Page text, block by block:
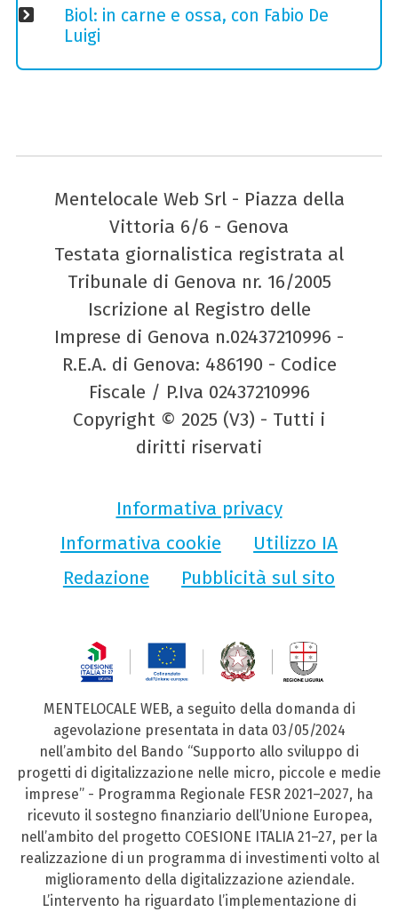
Biol: in carne e ossa, con Fabio De
Luigi
Mentelocale Web Srl - Piazza della
Vittoria 6/6 - Genova
Testata giornalistica registrata al
Tribunale di Genova nr. 16/2005
Iscrizione al Registro delle
Imprese di Genova n.02437210996 -
R.E.A. di Genova: 486190 - Codice
Fiscale / P.Iva 02437210996
Copyright © 2025 (V3) - Tutti i
diritti riservati
Informativa privacy
Informativa cookie
Utilizzo IA
Redazione
Pubblicità sul sito
MENTELOCALE WEB, a seguito della domanda di
agevolazione presentata in data 03/05/2024
nell’ambito del Bando “Supporto allo sviluppo di
progetti di digitalizzazione nelle micro, piccole e medie
imprese” - Programma Regionale FESR 2021–2027, ha
ricevuto il sostegno finanziario dell’Unione Europea,
nell’ambito del progetto COESIONE ITALIA 21–27, per la
realizzazione di un programma di investimenti volto al
miglioramento della digitalizzazione aziendale.
L’intervento ha riguardato l’implementazione di